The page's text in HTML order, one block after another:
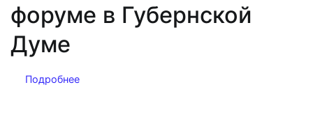
форуме в Губернской
Думе
Подробнее